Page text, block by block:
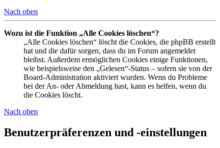
Nach oben
Wozu ist die Funktion „Alle Cookies löschen“?
„Alle Cookies löschen“ löscht die Cookies, die phpBB erstellt
hat und die dafür sorgen, dass du im Forum angemeldet
bleibst. Außerdem ermöglichen Cookies einige Funktionen,
wie beispielsweise den „Gelesen“-Status – sofern sie von der
Board-Administration aktiviert wurden. Wenn du Probleme
bei der An- oder Abmeldung hast, kann es helfen, wenn du
die Cookies löscht.
Nach oben
Benutzerpräferenzen und -einstellungen